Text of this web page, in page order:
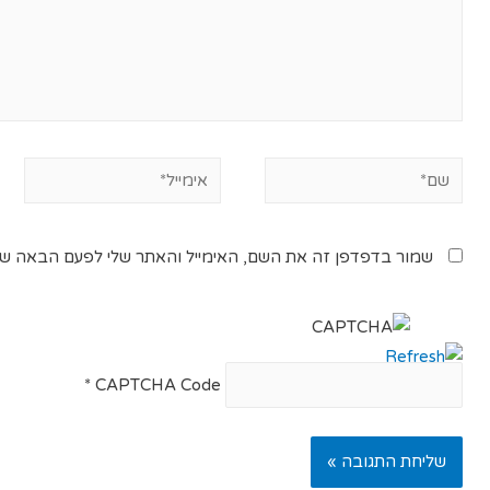
שמור בדפדפן זה את השם, האימייל והאתר שלי לפעם הבאה
CAPTCHA Code
*